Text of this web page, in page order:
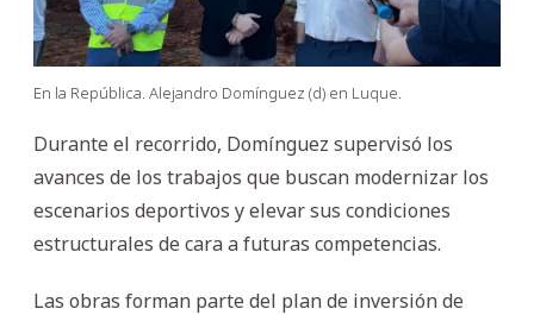
En la República. Alejandro Domínguez (d) en Luque.
Durante el recorrido, Domínguez supervisó los
avances de los trabajos que buscan modernizar los
escenarios deportivos y elevar sus condiciones
estructurales de cara a futuras competencias.
Las obras forman parte del plan de inversión de